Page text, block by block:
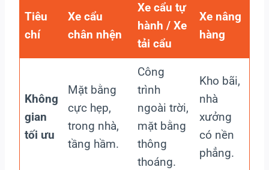
Tiêu
chí
Xe cẩu
chân nhện
Xe cẩu tự
hành / Xe
tải cẩu
Xe nâng
hàng
Không
gian
tối ưu
Mặt bằng
cực hẹp,
trong nhà,
tầng hầm.
Công
trình
ngoài trời,
mặt bằng
thông
thoáng.
Kho bãi,
nhà
xưởng
có nền
phẳng.